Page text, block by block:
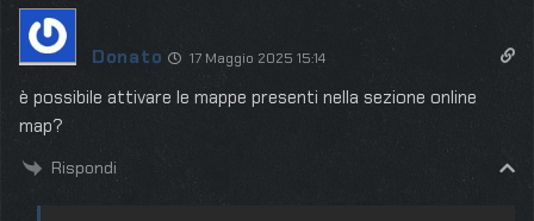
Donato 17 Maggio 2025 15:14
è possibile attivare le mappe presenti nella sezione online
map?
Rispondi